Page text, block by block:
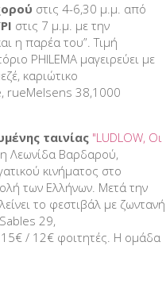
στις 4-6,30 μ.μ. από
στις 7 μ.μ. με την
η παρέα του”. Τιμή
PHILEMA μαγειρεύει με
καριώτικο
rueMelsens 38,1000
ταινίας "LUDLOW, Οι
Λεωνίδα Βαρδαρού,
κινήματος στο
των Ελλήνων. Μετά την
το φεστιβάλ με ζωντανή
29,
/ 12€ φοιτητές. Η ομάδα